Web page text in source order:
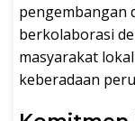
pengembangan
berkolaborasi
masyarakat
keberadaan